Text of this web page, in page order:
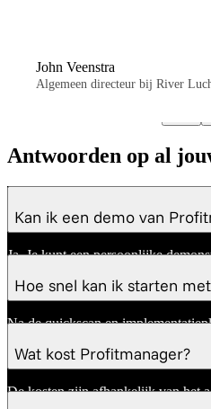
John Veenstra
Algemeen directeur bij River
Antwoorden op al
Kan ik een demo van
Ja. Je kunt een persoonlijke
Hoe snel kan ik starten
Na de quickscan en
Wat kost Profitmanager?
De kosten zijn afhankelijk van het